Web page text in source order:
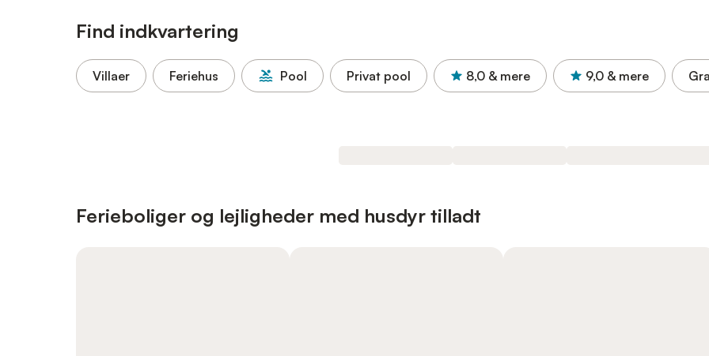
Find indkvartering
Villaer Feriehus Pool Privat pool 8,0 & mere 9,0 & mere
Ferieboliger og lejligheder med husdyr tilladt